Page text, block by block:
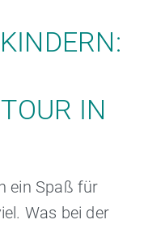
IN
ein Spaß für
Was bei der